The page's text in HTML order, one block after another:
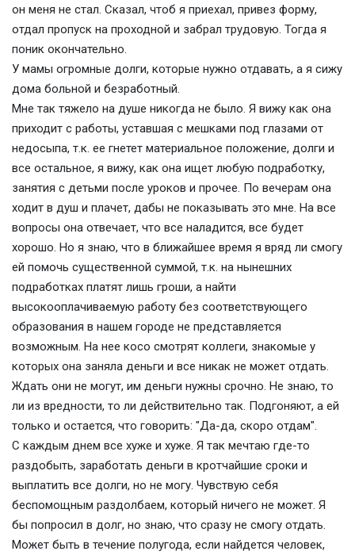
он меня не стал. Сказал, чтоб я приехал, привез форму,
отдал пропуск на проходной и забрал трудовую. Тогда я
поник окончательно.
У мамы огромные долги, которые нужно отдавать, а я сижу
дома больной и безработный.
Мне так тяжело на душе никогда не было. Я вижу как она
приходит с работы, уставшая с мешками под глазами от
недосыпа, т.к. ее гнетет материальное положение, долги и
все остальное, я вижу, как она ищет любую подработку,
занятия с детьми после уроков и прочее. По вечерам она
ходит в душ и плачет, дабы не показывать это мне. На все
вопросы она отвечает, что все наладится, все будет
хорошо. Но я знаю, что в ближайшее время я вряд ли смогу
ей помочь существенной суммой, т.к. на нынешних
подработках платят лишь гроши, а найти
высокооплачиваемую работу без соответствующего
образования в нашем городе не представляется
возможным. На нее косо смотрят коллеги, знакомые у
которых она заняла деньги и все никак не может отдать.
Ждать они не могут, им деньги нужны срочно. Не знаю, то
ли из вредности, то ли действительно так. Подгоняют, а ей
только и остается, что говорить: "Да-да, скоро отдам".
С каждым днем все хуже и хуже. Я так мечтаю где-то
раздобыть, заработать деньги в кротчайшие сроки и
выплатить все долги, но не могу. Чувствую себя
беспомощным раздолбаем, который ничего не может. Я
бы попросил в долг, но знаю, что сразу не смогу отдать.
Может быть в течение полугода, если найдется человек,